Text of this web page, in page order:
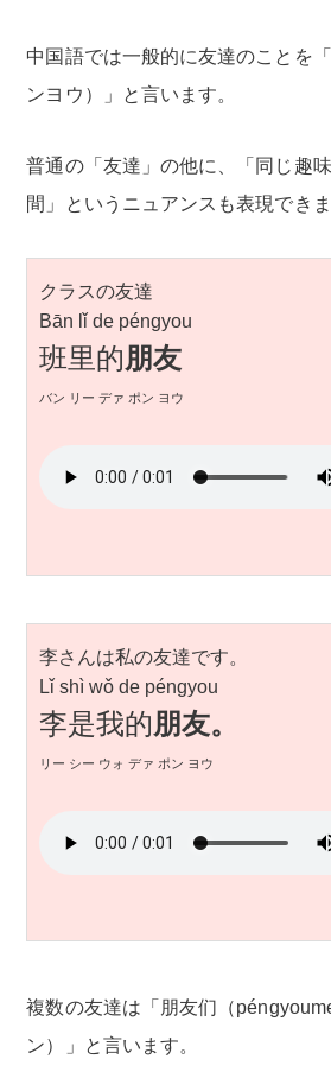
中国語では一般的に友達のことを
ンヨウ）」と言います。
普通の「友達」の他に、「同じ趣
間」というニュアンスも表現できま
クラスの友達
Bān lǐ de péngyou
班里的朋友
バン リー デァ ポン ヨウ
李さんは私の友達です。
Lǐ shì wǒ de péngyou
李是我的朋友。
リー シー ウォ デァ ポン ヨウ
複数の友達は「朋友们（
ン）」と言います。